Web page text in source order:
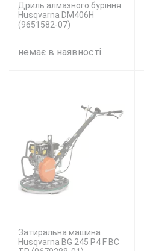
Дриль алмазного буріння
Husqvarna DM406H
(9651582-07)
немає в наявності
Затиральна машина
Husqvarna BG 245 Р4 F BC